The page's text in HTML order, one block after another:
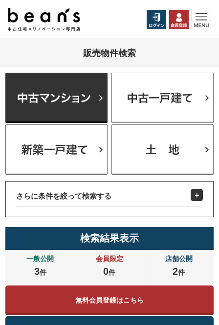
販売物件検索
さらに条件を絞って検索する
検索結果表示
一般公開
3件
会員限定
0件
店舗公開
2件
無料会員登録はこちら